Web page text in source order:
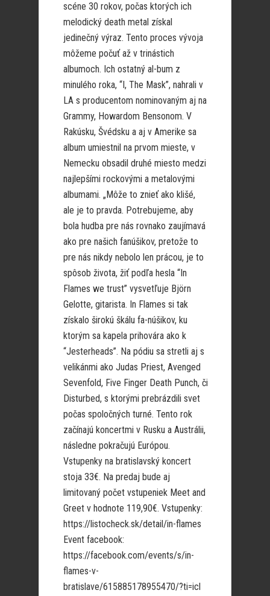
scéne 30 rokov, počas ktorých ich
melodický death metal získal
jedinečný výraz. Tento proces vývoja
môžeme počuť až v trinástich
albumoch. Ich ostatný al-bum z
minulého roka, “I, The Mask”, nahrali v
LA s producentom nominovaným aj na
Grammy, Howardom Bensonom. V
Rakúsku, Švédsku a aj v Amerike sa
album umiestnil na prvom mieste, v
Nemecku obsadil druhé miesto medzi
najlepšími rockovými a metalovými
albumami. „Môže to znieť ako klišé,
ale je to pravda. Potrebujeme, aby
bola hudba pre nás rovnako zaujímavá
ako pre našich fanúšikov, pretože to
pre nás nikdy nebolo len prácou, je to
spôsob života, žiť podľa hesla “In
Flames we trust” vysvetľuje Björn
Gelotte, gitarista. In Flames si tak
získalo širokú škálu fa-núšikov, ku
ktorým sa kapela prihovára ako k
“Jesterheads”. Na pódiu sa stretli aj s
velikánmi ako Judas Priest, Avenged
Sevenfold, Five Finger Death Punch, či
Disturbed, s ktorými prebrázdili svet
počas spoločných turné. Tento rok
začínajú koncertmi v Rusku a Austrálii,
následne pokračujú Európou.
Vstupenky na bratislavský koncert
stoja 33€. Na predaj bude aj
limitovaný počet vstupeniek Meet and
Greet v hodnote 119,90€. Vstupenky:
https://listocheck.sk/detail/in-flames
Event facebook:
https://facebook.com/events/s/in-
flames-v-
bratislave/615885178955470/?ti=icl